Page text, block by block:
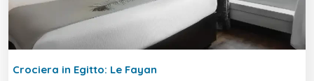
Crociera in Egitto: Le Fayan